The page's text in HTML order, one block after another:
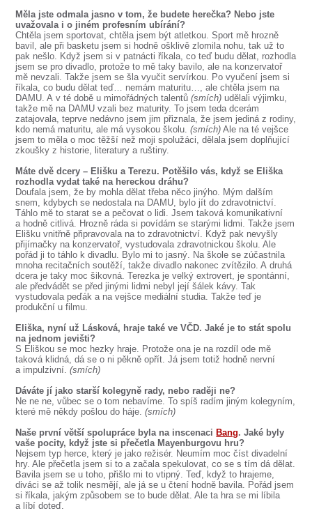
Měla jste odmala jasno v tom, že budete herečka? Nebo jste
uvažovala i o jiném profesním ubírání?
Chtěla jsem sportovat, chtěla jsem být atletkou. Sport mě hrozně
bavil, ale při basketu jsem si hodně ošklivě zlomila nohu, tak už to
pak nešlo. Když jsem si v patnácti říkala, co teď budu dělat, rozhodla
jsem se pro divadlo, protože to mě taky bavilo, ale na konzervatoř
mě nevzali. Takže jsem se šla vyučit servírkou. Po vyučení jsem si
říkala, co budu dělat teď… nemám maturitu…, ale chtěla jsem na
DAMU. A v té době u mimořádných talentů(smích)udělali výjimku,
takže mě na DAMU vzali bez maturity. To jsem teda dcerám
zatajovala, teprve nedávno jsem jim přiznala, že jsem jediná z rodiny,
kdo nemá maturitu, ale má vysokou školu.(smích) Ale na té vejšce
jsem to měla o moc těžší než moji spolužáci, dělala jsem doplňující
zkoušky z historie, literatury a ruštiny.
Máte dvě dcery – Elišku a Terezu. Potěšilo vás, když se Eliška
rozhodla vydat také na hereckou dráhu?
Doufala jsem, že by mohla dělat třeba něco jinýho. Mým dalším
snem, kdybych se nedostala na DAMU, bylo jít do zdravotnictví.
Táhlo mě to starat se a pečovat o lidi. Jsem taková komunikativní
a hodně citlivá. Hrozně ráda si povídám se starými lidmi. Takže jsem
Elišku vnitřně připravovala na to zdravotnictví. Když pak nevyšly
přijímačky na konzervatoř, vystudovala zdravotnickou školu. Ale
pořád ji to táhlo k divadlu. Bylo mi to jasný. Na škole se zúčastnila
mnoha recitačních soutěží, takže divadlo nakonec zvítězilo. A druhá
dcera je taky moc šikovná. Terezka je velký extrovert, je spontánní,
ale předvádět se před jinými lidmi nebyl její šálek kávy. Tak
vystudovala peďák a na vejšce mediální studia. Takže teď je
produkční u filmu.
Eliška, nyní už Lásková, hraje také ve VČD. Jaké je to stát spolu
na jednom jevišti?
S Eliškou se moc hezky hraje. Protože ona je na rozdíl ode mě
taková klidná, dá se o ni pěkně opřít. Já jsem totiž hodně nervní
a impulzivní.(smích)
Dáváte jí jako starší kolegyně rady, nebo raději ne?
Ne ne ne, vůbec se o tom nebavíme. To spíš radím jiným kolegyním,
které mě někdy pošlou do háje.(smích)
Naše první větší spolupráce byla na inscenaci Bang. Jaké byly
vaše pocity, když jste si přečetla Mayenburgovu hru?
Nejsem typ herce, který je jako režisér. Neumím moc číst divadelní
hry. Ale přečetla jsem si to a začala spekulovat, co se s tím dá dělat.
Bavila jsem se u toho, přišlo mi to vtipný. Teď, když to hrajeme,
diváci se až tolik nesmějí, ale já se u čtení hodně bavila. Pořád jsem
si říkala, jakým způsobem se to bude dělat. Ale ta hra se mi líbila
a líbí doteď.